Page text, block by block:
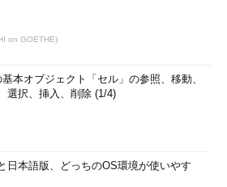
on GOETHE)
本オブジェクト「セル」の参照、移動、
選択、挿入、削除 (1/4)
日本語版、どっちのOS環境が使いやす